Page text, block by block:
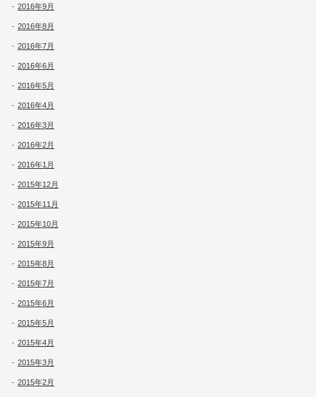
2016年9月
2016年8月
2016年7月
2016年6月
2016年5月
2016年4月
2016年3月
2016年2月
2016年1月
2015年12月
2015年11月
2015年10月
2015年9月
2015年8月
2015年7月
2015年6月
2015年5月
2015年4月
2015年3月
2015年2月